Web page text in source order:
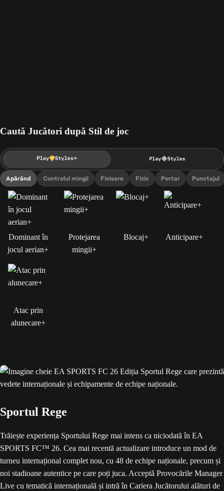
Caută Jucători după Stil de joc
Apărând Controlul mingii Finisare Fizic Portar Punctajul
Dominant în
jocul aerian+
Protejarea
mingii+
Blocaj+ Anticipare+
Atac prin
alunecare+
Sportul Rege
Trăiește experiența Sportului Rege mai intens ca niciodată în EA
SPORTS FC™ 26. Cea mai recentă actualizare introduce un mod de
turneu internațional complet nou, cu 48 de echipe naționale, precum și
noi stadioane autentice pe care poți juca. Acceptă Provocările Manager
Live cu tematică internațională și intră în Cariera Jucătorului alături de